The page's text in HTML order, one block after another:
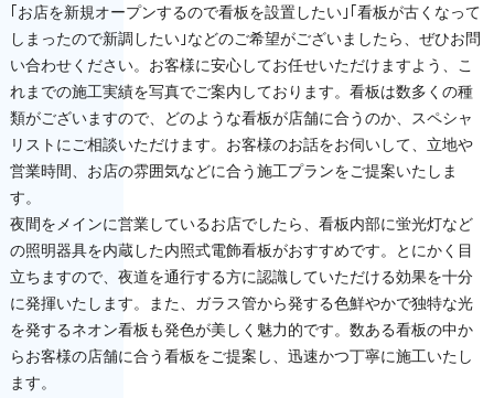
｢お店を新規オープンするので看板を設置したい｣｢看板が古くなって
しまったので新調したい｣などのご希望がございましたら、ぜひお問
い合わせください。お客様に安心してお任せいただけますよう、こ
れまでの施工実績を写真でご案内しております。看板は数多くの種
類がございますので、どのような看板が店舗に合うのか、スペシャ
リストにご相談いただけます。お客様のお話をお伺いして、立地や
営業時間、お店の雰囲気などに合う施工プランをご提案いたしま
す。
夜間をメインに営業しているお店でしたら、看板内部に蛍光灯など
の照明器具を内蔵した内照式電飾看板がおすすめです。とにかく目
立ちますので、夜道を通行する方に認識していただける効果を十分
に発揮いたします。また、ガラス管から発する色鮮やかで独特な光
を発するネオン看板も発色が美しく魅力的です。数ある看板の中か
らお客様の店舗に合う看板をご提案し、迅速かつ丁寧に施工いたし
ます。